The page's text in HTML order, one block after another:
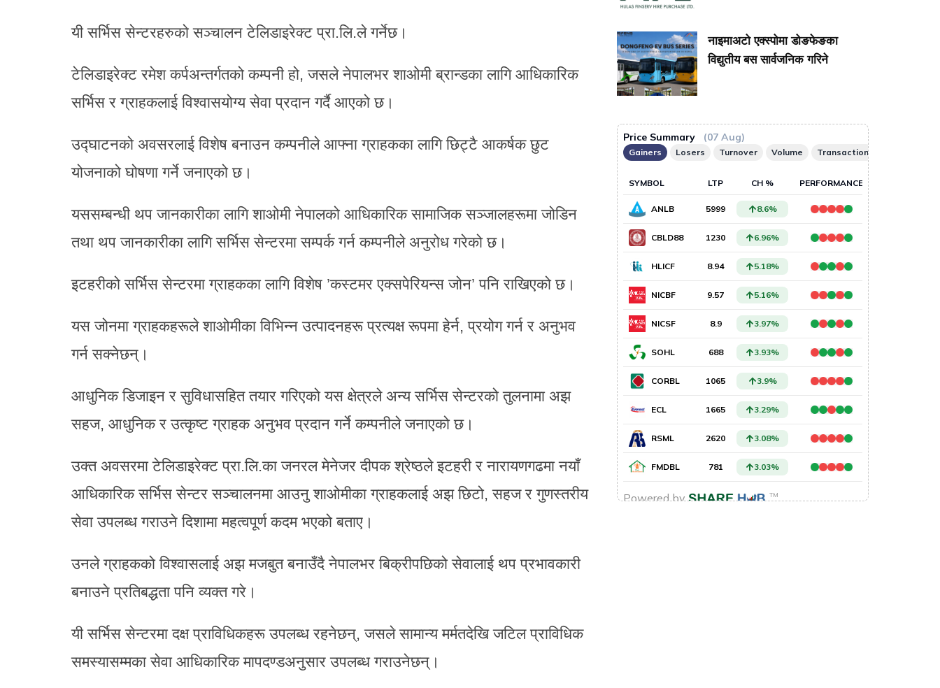
यी सर्भिस सेन्टरहरुको सञ्चालन टेलिडाइरेक्ट प्रा.लि.ले गर्नेछ।
टेलिडाइरेक्ट रमेश कर्पअन्तर्गतको कम्पनी हो, जसले नेपालभर शाओमी ब्रान्डका लागि आधिकारिक
सर्भिस र ग्राहकलाई विश्वासयोग्य सेवा प्रदान गर्दै आएको छ।
उद्घाटनको अवसरलाई विशेष बनाउन कम्पनीले आफ्ना ग्राहकका लागि छिट्टै आकर्षक छुट
योजनाको घोषणा गर्ने जनाएको छ।
यससम्बन्धी थप जानकारीका लागि शाओमी नेपालको आधिकारिक सामाजिक सञ्जालहरूमा जोडिन
तथा थप जानकारीका लागि सर्भिस सेन्टरमा सम्पर्क गर्न कम्पनीले अनुरोध गरेको छ।
इटहरीको सर्भिस सेन्टरमा ग्राहकका लागि विशेष ’कस्टमर एक्सपेरियन्स जोन’ पनि राखिएको छ।
यस जोनमा ग्राहकहरूले शाओमीका विभिन्न उत्पादनहरू प्रत्यक्ष रूपमा हेर्न, प्रयोग गर्न र अनुभव
गर्न सक्नेछन्।
आधुनिक डिजाइन र सुविधासहित तयार गरिएको यस क्षेत्रले अन्य सर्भिस सेन्टरको तुलनामा अझ
सहज, आधुनिक र उत्कृष्ट ग्राहक अनुभव प्रदान गर्ने कम्पनीले जनाएको छ।
उक्त अवसरमा टेलिडाइरेक्ट प्रा.लि.का जनरल मेनेजर दीपक श्रेष्ठले इटहरी र नारायणगढमा नयाँ
आधिकारिक सर्भिस सेन्टर सञ्चालनमा आउनु शाओमीका ग्राहकलाई अझ छिटो, सहज र गुणस्तरीय
सेवा उपलब्ध गराउने दिशामा महत्वपूर्ण कदम भएको बताए।
उनले ग्राहकको विश्वासलाई अझ मजबुत बनाउँदै नेपालभर बिक्रीपछिको सेवालाई थप प्रभावकारी
बनाउने प्रतिबद्धता पनि व्यक्त गरे।
यी सर्भिस सेन्टरमा दक्ष प्राविधिकहरू उपलब्ध रहनेछन्, जसले सामान्य मर्मतदेखि जटिल प्राविधिक
समस्यासम्मका सेवा आधिकारिक मापदण्डअनुसार उपलब्ध गराउनेछन्।
नाइमाअटो एक्स्पोमा डोङफेङका
विद्युतीय बस सार्वजनिक गरिने